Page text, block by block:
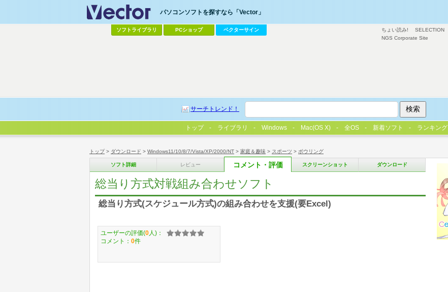
トップ> ダウンロード > Windows11/10/8/7/Vista/XP/2000/NT > 家庭＆趣味 > スポーツ > ボウリング
ソフト詳細 レビュー コメント・評価 スクリーンショット ダウンロード
総当り方式対戦組み合わせソフト
総当り方式(スケジュール方式)の組み合わせを支援(要Excel)
ユーザーの評価(0 人)：
コメント： 0件
ちょい読み! SELECTION
NGS Corporate Site
パソコンソフトを探すなら「Vector」
ソフトライブラリ PCショップ ベクターサイン
サーチトレンド！
トップ ライブラリ Windows Mac(OS X) 全OS 新着ソフト ランキング